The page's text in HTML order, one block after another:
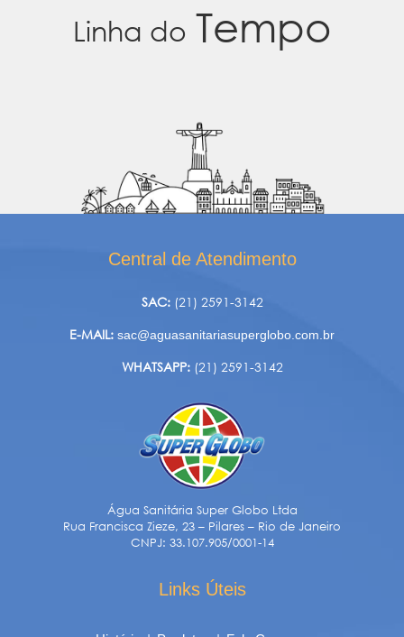
Linha do Tempo
Central de Atendimento
SAC:(21) 2591-3142
E-MAIL: sac@aguasanitariasuperglobo.com.br
WHATSAPP:(21) 2591-3142
Água Sanitária Super Globo Ltda
Rua Francisca Zieze, 23 – Pilares – Rio de Janeiro
CNPJ: 33.107.905/0001-14
Links Úteis